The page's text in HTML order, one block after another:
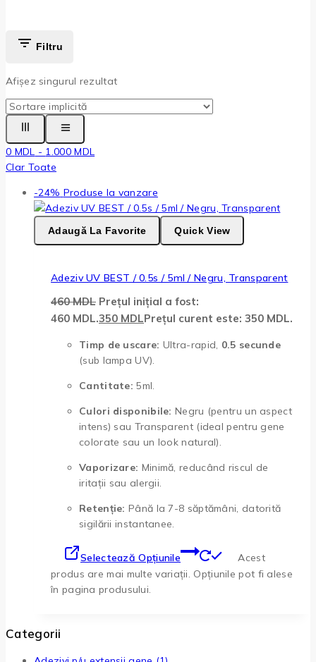
Filtru
Afișez singurul rezultat
0 MDL - 1.000MDL
Clar Toate
-24% Produse la vanzare
Adaugă La Favorite Quick View
Adeziv UV BEST / 0.5s / 5ml / Negru, Transparent
460MDL Prețul inițial a fost:
460 MDL.350 MDLPrețul curent este: 350 MDL.
Timp de uscare: Ultra-rapid, 0.5 secunde
(sub lampa UV).
Cantitate: 5ml.
Culori disponibile: Negru (pentru un aspect
intens) sau Transparent (ideal pentru gene
colorate sau un look natural).
Vaporizare: Minimă, reducând riscul de
iritații sau alergii.
Retenție: Până la 7-8 săptămâni, datorită
sigilării instantanee.
Selectează Opțiunile
Acest
produs are mai multe variații. Opțiunile pot fi alese
în pagina produsului.
Categorii